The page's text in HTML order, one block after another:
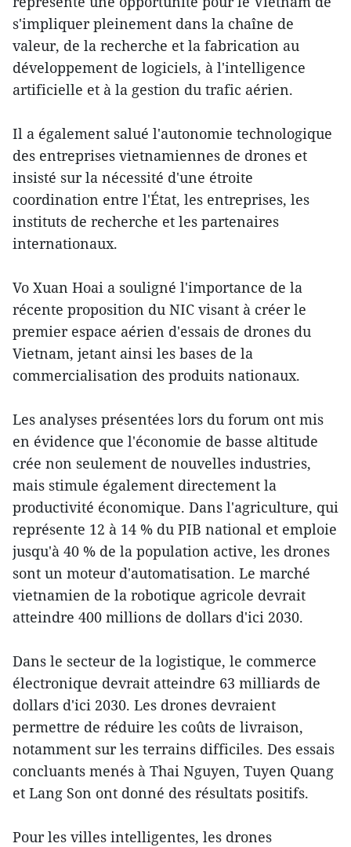
s'impliquer pleinement dans la chaîne de
valeur, de la recherche et la fabrication au
développement de logiciels, à l'intelligence
artificielle et à la gestion du trafic aérien.
Il a également salué l'autonomie technologique
des entreprises vietnamiennes de drones et
insisté sur la nécessité d'une étroite
coordination entre l'État, les entreprises, les
instituts de recherche et les partenaires
internationaux.
Vo Xuan Hoai a souligné l'importance de la
récente proposition du NIC visant à créer le
premier espace aérien d'essais de drones du
Vietnam, jetant ainsi les bases de la
commercialisation des produits nationaux.
Les analyses présentées lors du forum ont mis
en évidence que l'économie de basse altitude
crée non seulement de nouvelles industries,
mais stimule également directement la
productivité économique. Dans l'agriculture, qui
représente 12 à 14 % du PIB national et emploie
jusqu'à 40 % de la population active, les drones
sont un moteur d'automatisation. Le marché
vietnamien de la robotique agricole devrait
atteindre 400 millions de dollars d'ici 2030.
Dans le secteur de la logistique, le commerce
électronique devrait atteindre 63 milliards de
dollars d'ici 2030. Les drones devraient
permettre de réduire les coûts de livraison,
notamment sur les terrains difficiles. Des essais
concluants menés à Thai Nguyen, Tuyen Quang
et Lang Son ont donné des résultats positifs.
Pour les villes intelligentes, les drones